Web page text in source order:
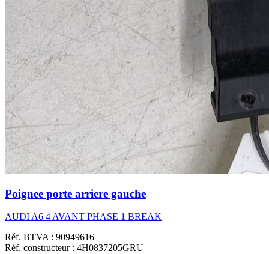
Poignee porte arriere gauche
AUDI A6 4 AVANT PHASE 1 BREAK
Réf. BTVA : 90949616
Réf. constructeur : 4H0837205GRU